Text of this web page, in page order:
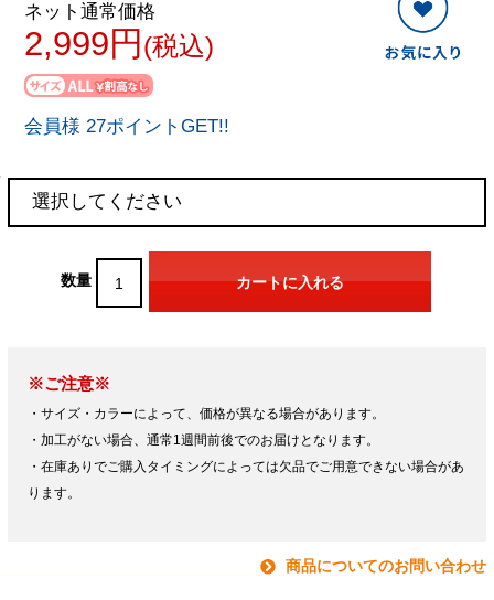
ネット通常価格
2,999円 (税込)
会員様 27ポイントGET!!
数量
※ご注意※
・サイズ・カラーによって、価格が異なる場合があります。
・加工がない場合、通常1週間前後でのお届けとなります。
・在庫ありでご購入タイミングによっては欠品でご用意できない場合があ
ります。
商品についてのお問い合わせ